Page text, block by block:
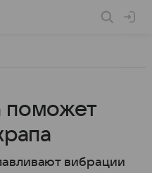
поможет
вибрации